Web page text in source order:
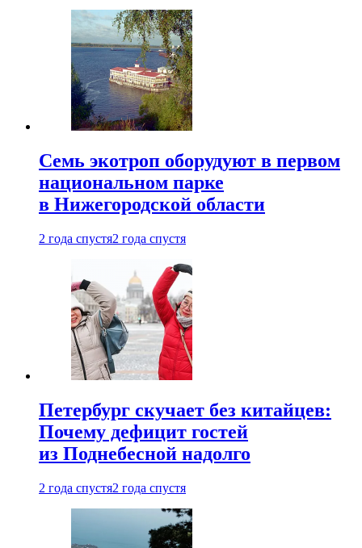
Семь экотроп оборудуют в первом
национальном парке
в Нижегородской области
2 года спустя2 года спустя
Петербург скучает без китайцев:
Почему дефицит гостей
из Поднебесной надолго
2 года спустя2 года спустя